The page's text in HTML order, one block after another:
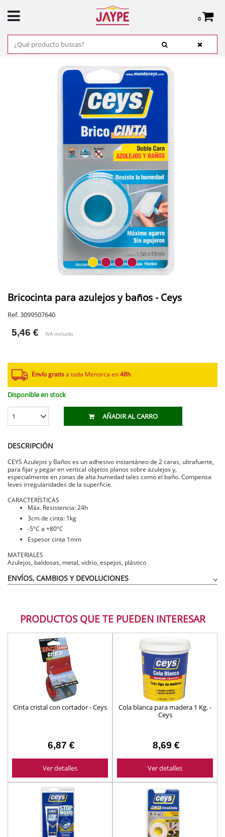
0
Total:
0,00 €
VER CESTA
BRICOCINTA PARA AZULEJOS Y BAÑOS - CEYS
Bricocinta para azulejos y baños - Ceys
Ref. 3099507640
5,46 € IVA incluido
Envío gratis a toda Menorca en 48h
Disponible en stock
1 AÑADIR AL CARRO
DESCRIPCIÓN
CEYS Azulejos y Baños es un adhesivo instantáneo de 2 caras, ultrafuerte,
para fijar y pegar en vertical objetos planos sobre azulejos y,
especialmente en zonas de alta humedad tales como el baño. Compensa
leves irregularidades de la superficie.
CARACTERÍSTICAS
Máx. Resistencia: 24h
3cm de cinta: 1kg
-5ºC a +80ºC
Espesor cinta 1mm
MATERIALES
Azulejos, baldosas, metal, vidrio, espejos, plástico
ENVÍOS, CAMBIOS Y DEVOLUCIONES
PRODUCTOS QUE TE PUEDEN INTERESAR
Cinta cristal con cortador - Ceys
6,87 €
Ver detalles
Cola blanca para madera 1 Kg. -
Ceys
8,69 €
Ver detalles